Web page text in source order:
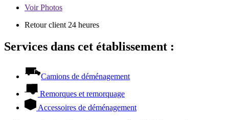
VoirPhotos
Retour client 24 heures
Services dans cet établissement :
Camions de déménagement
Remorques et remorquage
Accessoires de déménagement